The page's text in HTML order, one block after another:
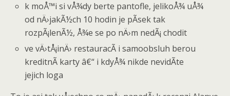
k moÅ™i si vÅ¾dy berte pantofle, jelikoÅ¾ uÅ¾
od nÄ›jakÃ½ch 10 hodin je pÃ­sek tak
rozpÃ¡lenÃ½, Å¾e se po nÄ›m nedÃ¡ chodit
ve vÄ›tÅ¡inÄ› restauracÃ­ i samoobsluh berou
kreditnÃ­ karty â€“ i kdyÅ¾ nikde nevidÃ­te
jejich loga